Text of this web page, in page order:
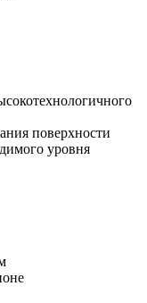
поверхности
уровня